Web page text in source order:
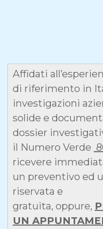
Affidati
di riferimento in
investigazioni
solide e
dossier
il Numero Verde
ricevere
un preventivo ed
riservata e
gratuita, oppure,
UN